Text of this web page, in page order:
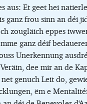
aus: Et geet hei
ganz frou sinn an déi
zougläich eppes
ganz déif
Unerkennung
dee mir an de
genuch Leit do,
ëm e